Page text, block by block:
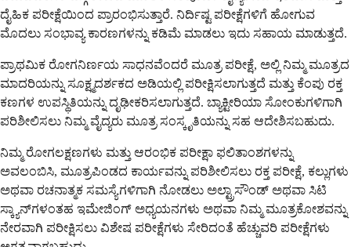
ದೈಹಿಕ ಪರೀಕ್ಷೆಯಿಂದ ಪ್ರಾರಂಭಿಸುತ್ತಾರೆ. ನಿರ್ದಿಷ್ಟ ಪರೀಕ್ಷೆಗಳಿಗೆ ಹೋಗುವ
ಮೊದಲು ಸಂಭಾವ್ಯ ಕಾರಣಗಳನ್ನು ಕಡಿಮೆ ಮಾಡಲು ಇದು ಸಹಾಯ ಮಾಡುತ್ತದೆ.
ಪ್ರಾಥಮಿಕ ರೋಗನಿರ್ಣಯ ಸಾಧನವೆಂದರೆ ಮೂತ್ರ ಪರೀಕ್ಷೆ, ಅಲ್ಲಿ ನಿಮ್ಮ ಮೂತ್ರದ
ಮಾದರಿಯನ್ನು ಸೂಕ್ಷ್ಮದರ್ಶಕದ ಅಡಿಯಲ್ಲಿ ಪರೀಕ್ಷಿಸಲಾಗುತ್ತದೆ ಮತ್ತು ಕೆಂಪು ರಕ್ತ
ಕಣಗಳ ಉಪಸ್ಥಿತಿಯನ್ನು ದೃಢೀಕರಿಸಲಾಗುತ್ತದೆ. ಬ್ಯಾಕ್ಟೀರಿಯಾ ಸೋಂಕುಗಳಿಗಾಗಿ
ಪರಿಶೀಲಿಸಲು ನಿಮ್ಮ ವೈದ್ಯರು ಮೂತ್ರ ಸಂಸ್ಕೃತಿಯನ್ನು ಸಹ ಆದೇಶಿಸಬಹುದು.
ನಿಮ್ಮ ರೋಗಲಕ್ಷಣಗಳು ಮತ್ತು ಆರಂಭಿಕ ಪರೀಕ್ಷಾ ಫಲಿತಾಂಶಗಳನ್ನು
ಅವಲಂಬಿಸಿ, ಮೂತ್ರಪಿಂಡದ ಕಾರ್ಯವನ್ನು ಪರಿಶೀಲಿಸಲು ರಕ್ತ ಪರೀಕ್ಷೆ, ಕಲ್ಲುಗಳು
ಅಥವಾ ರಚನಾತ್ಮಕ ಸಮಸ್ಯೆಗಳಿಗಾಗಿ ನೋಡಲು ಅಲ್ಟ್ರಾಸೌಂಡ್ ಅಥವಾ ಸಿಟಿ
ಸ್ಕ್ಯಾನ್‌ಗಳಂತಹ ಇಮೇಜಿಂಗ್ ಅಧ್ಯಯನಗಳು ಅಥವಾ ನಿಮ್ಮ ಮೂತ್ರಕೋಶವನ್ನು
ನೇರವಾಗಿ ಪರೀಕ್ಷಿಸಲು ವಿಶೇಷ ಪರೀಕ್ಷೆಗಳು ಸೇರಿದಂತೆ ಹೆಚ್ಚುವರಿ ಪರೀಕ್ಷೆಗಳು